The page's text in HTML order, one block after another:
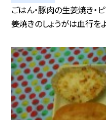
ごはん・豚肉の生姜焼き・
姜焼きのしょうがは血行を